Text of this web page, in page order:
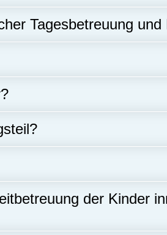
Tagesbetreuung und
der Kinder